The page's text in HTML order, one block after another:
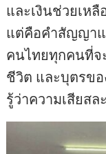
และเงินช่วยเห
แต่คือคำสัญญาแ
คนไทยทุกคนที่จ
ชีวิต และบุตรขอ
รู้ว่าความเสียส